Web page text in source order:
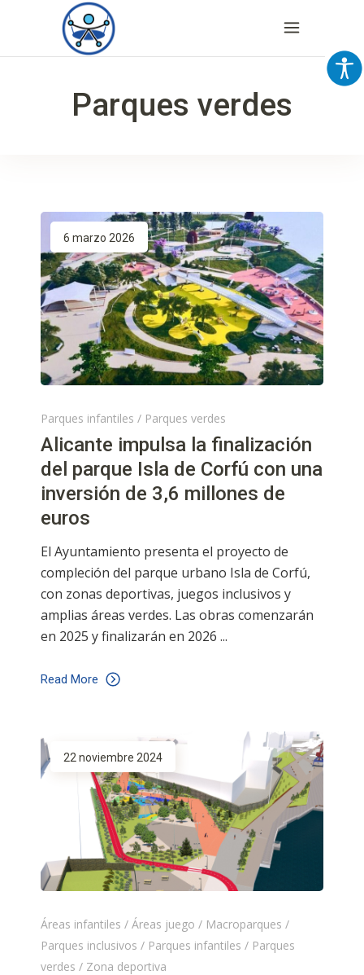
Parques verdes
6 marzo 2026
Parques infantiles / Parques verdes
Alicante impulsa la finalización
del parque Isla de Corfú con una
inversión de 3,6 millones de
euros
El Ayuntamiento presenta el proyecto de
compleción del parque urbano Isla de Corfú,
con zonas deportivas, juegos inclusivos y
amplias áreas verdes. Las obras comenzarán
en 2025 y finalizarán en 2026
Read More
22 noviembre 2024
Áreas infantiles / Áreas juego / Macroparques /
Parques inclusivos / Parques infantiles / Parques
verdes / Zona deportiva